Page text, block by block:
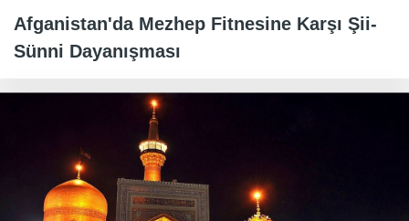
Afganistan'da Mezhep Fitnesine Karşı Şii-
Sünni Dayanışması